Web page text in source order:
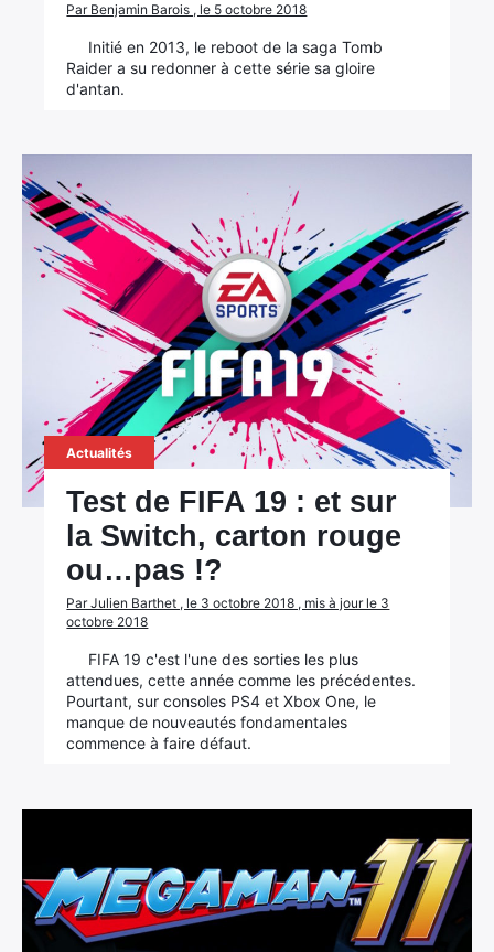
Par Benjamin Barois , le 5 octobre 2018
Initié en 2013, le reboot de la saga Tomb
Raider a su redonner à cette série sa gloire
d'antan.
Actualités
Test de FIFA 19 : et sur
la Switch, carton rouge
ou…pas !?
Par Julien Barthet , le 3 octobre 2018 , mis à jour le 3
octobre 2018
FIFA 19 c'est l'une des sorties les plus
attendues, cette année comme les précédentes.
Pourtant, sur consoles PS4 et Xbox One, le
manque de nouveautés fondamentales
commence à faire défaut.